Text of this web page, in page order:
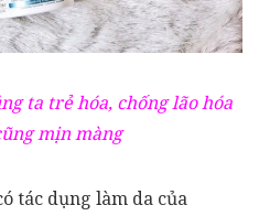
ta trẻ hóa, chống lão hóa
mịn màng
tác dụng làm da của